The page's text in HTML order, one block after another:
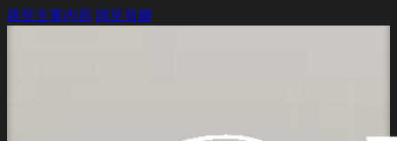
跳至主要內容 跳至頁腳